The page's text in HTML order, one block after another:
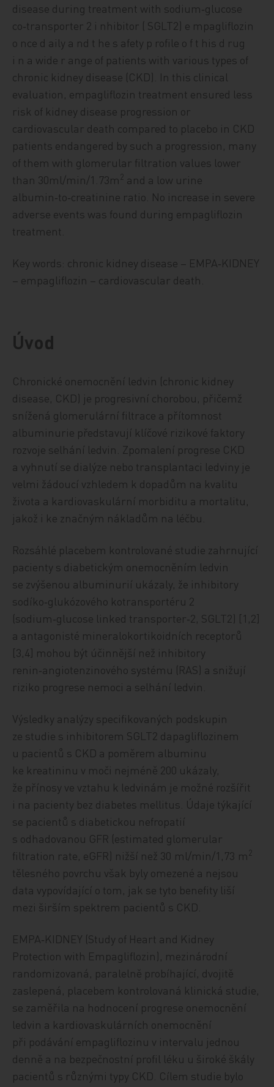
disease during treatment with sodium‑glucose
co‑transporter 2 i nhibitor ( SGLT2) e mpagliflozin
o nce d aily a nd t he s afety p rofile o f t his d rug
i n a wide r ange of patients with various types of
chronic kidney disease (CKD). In this clinical
evaluation, empagliflozin treatment ensured less
risk of kidney disease progression or
cardiovascular death compared to placebo in CKD
patients endangered by such a progression, many
of them with glomerular filtration values lower
than 30ml/min/1.73m 2 and a low urine
albumin‑to‑creatinine ratio. No increase in severe
adverse events was found during empagliflozin
treatment.
Key words: chronic kidney disease – EMPA‑KIDNEY
– empagliflozin – cardiovascular death.
Úvod
Chronické onemocnění ledvin (chronic kidney
disease, CKD) je progresivní chorobou, přičemž
snížená glomerulární filtrace a přítomnost
albuminurie představují klíčové rizikové faktory
rozvoje selhání ledvin. Zpomalení progrese CKD
a vyhnutí se dialýze nebo transplantaci ledviny je
velmi žádoucí vzhledem k dopadům na kvalitu
života a kardiovaskulární morbiditu a mortalitu,
jakož i ke značným nákladům na léčbu.
Rozsáhlé placebem kontrolované studie zahrnující
pacienty s diabetickým onemocněním ledvin
se zvýšenou al­bu­min­urií ukázaly, že inhibitory
sodíko‑glukózového kotransportéru 2
(sodium‑glucose linked transporter‑2, SGLT2) [1,2]
a antagonisté mineralokortikoidních receptorů
[3,4] mohou být účinnější než inhibitory
renin‑angiotenzinového systému (RAS) a snižují
riziko progrese nemoci a selhání ledvin.
Výsledky analýzy specifikovaných podskupin
ze studie s inhibitorem SGLT2 dapagliflozinem
u pacientů s CKD a poměrem albuminu
ke kreatininu v moči nejméně 200 ukázaly,
že přínosy ve vztahu k ledvinám je možné rozšířit
i na pacienty bez diabetes mellitus. Údaje týkající
se pacientů s diabetickou nefropatií
s odhadovanou GFR (estimated glomerular
filtration rate, eGFR) nižší než 30 ml/min/1,73 m 2
tělesného povrchu však byly omezené a nejsou
data vypovídající o tom, jak se tyto benefity liší
mezi širším spektrem pacientů s CKD.
EMPA‑KIDNEY (Study of Heart and Kidney
Protection with Empagliflozin), mezinárodní
randomizovaná, paralelně probíhající, dvojitě
zaslepená, placebem kontrolovaná klinická studie,
se zaměřila na hodnocení progrese onemocnění
ledvin a kardiovaskulárních onemocnění
při podávání empagliflozinu v intervalu jednou
denně a na bezpečnostní profil léku u široké škály
pacientů s různými typy CKD. Cílem studie bylo